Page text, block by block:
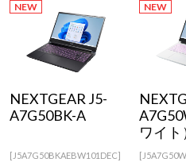
ディスプレイ
Windows 11
NEW
NEXTGEAR J5-
A7G50BK-A
[J5A7G50BKAEBW101DEC]
NEW
ワイト